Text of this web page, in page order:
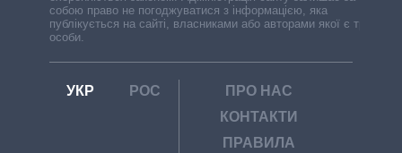
собою право не погоджуватися з інформацією, яка
публікується на сайті, власниками або авторами якої є треті
особи.
УКР РОС
ПРО НАС
КОНТАКТИ
ПРАВИЛА